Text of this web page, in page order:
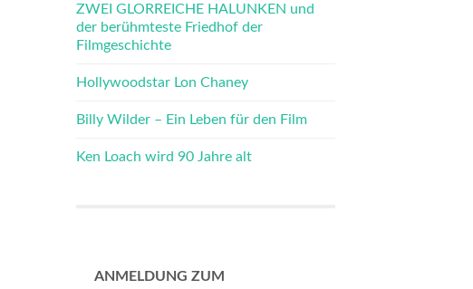
ZWEI GLORREICHE HALUNKEN und
der berühmteste Friedhof der
Filmgeschichte
Hollywoodstar Lon Chaney
Billy Wilder – Ein Leben für den Film
Ken Loach wird 90 Jahre alt
ANMELDUNG ZUM